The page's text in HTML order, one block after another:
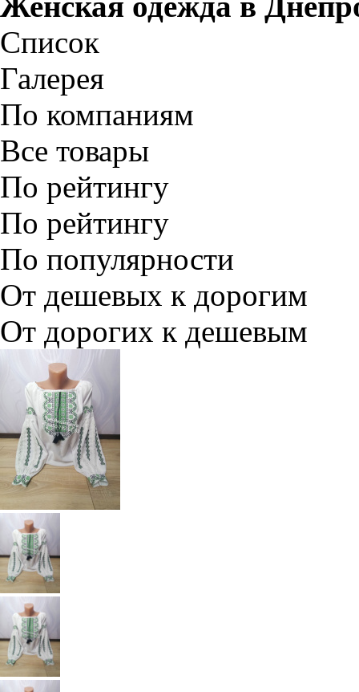
Список
Галерея
По компаниям
Все товары
По рейтингу
По рейтингу
По популярности
От дешевых к дорогим
От дорогих к дешевым